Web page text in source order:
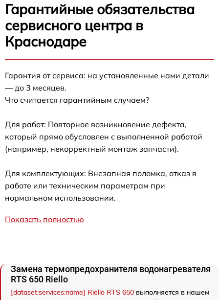
Гарантийные обязательства
сервисного центра в
Краснодаре
Гарантия от сервиса: на установленные нами детали
— до 3 месяцев.
Что считается гарантийным случаем?
Для работ: Повторное возникновение дефекта,
который прямо обусловлен с выполненной работой
(например, некорректный монтаж запчасти).
Для комплектующих: Внезапная поломка, отказ в
работе или техническим параметрам при
нормальном использовании.
Показать полностью
Замена термопредохранителя водонагревателя
RTS 650 Riello
[dataset:services:name] Riello RTS 650 выполняется в нашем